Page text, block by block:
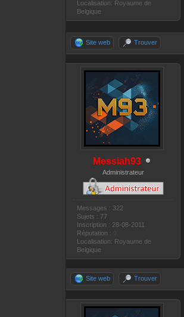
Localisation: Royaume de
Belgique
Site web Trouver
Messiah93
Administrateur
Messages : 322
Sujets : 77
Inscription : 28-08-2011
Réputation :
Localisation: Royaume de
Belgique
Site web Trouver